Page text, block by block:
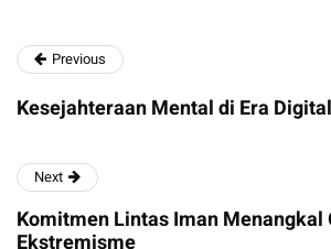
Previous
Kesejahteraan Mental di Era Digital
Next
Komitmen Lintas Iman Menangkal
Ekstremisme